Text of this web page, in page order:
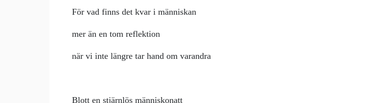
För vad finns det kvar i människan
mer än en tom reflektion
när vi inte längre tar hand om varandra
Blott en stjärnlös människonatt